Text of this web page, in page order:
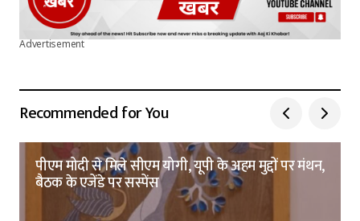
Advertisement
Recommended for You
पीएम मोदी से मिले सीएम योगी, यूपी के अहम मुद्दों पर मंथन,
बैठक के एजेंडे पर सस्पेंस